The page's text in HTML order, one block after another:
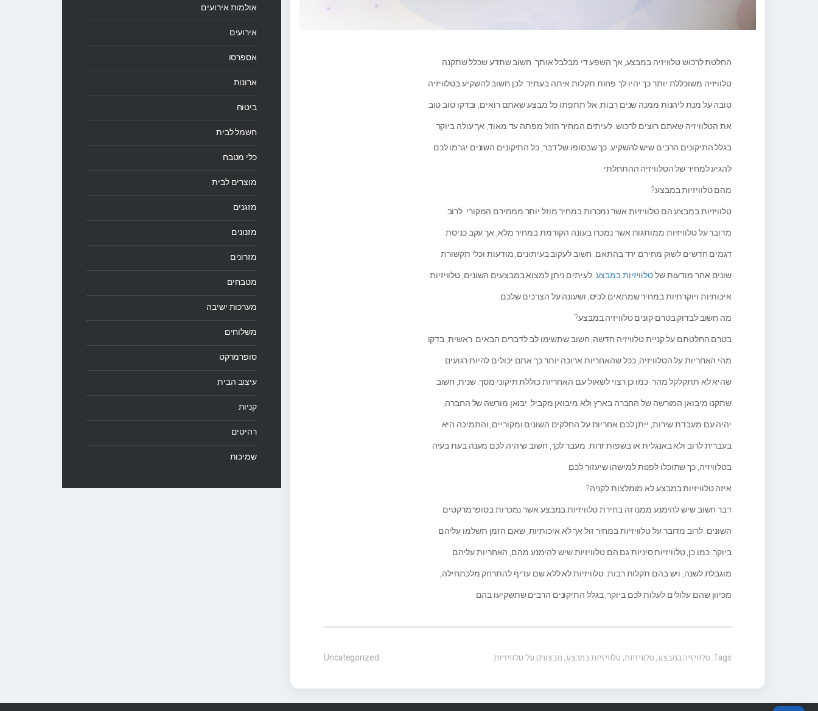
החלטת לרכוש טלוויזיה במבצע, אך השפע די מבלבל אותך. חשוב שתדע שכלל שתקנה
טלוויזיה משוכללת יותר כך יהיו לך פחות תקלות איתה בעתיד. לכן חשוב להשקיע בטלוויזיה
טובה על מנת ליהנות ממנה שנים רבות. אל תתפתו כל מבצע שאתם רואים, ובדקו טוב טוב
את הטלוויזיה שאתם רוצים לרכוש. לעיתים המחיר הזול מפתה עד מאוד, אך עולה ביוקר
בגלל התיקונים הרבים שיש להשקיע. כך שבסופו של דבר, כל התיקונים השונים יגרמו לכם
להגיע למחיר של הטלוויזיה ההתחלתי.
מהם טלוויזיות במבצע?
טלוויזיות במבצע הם טלוויזיות אשר נמכרות במחיר מוזל יותר ממחירם המקורי. לרוב
מדובר על טלוויזיות ממותגות אשר נמכרו בעונה הקודמת במחיר מלא, אך עקב כניסת
דגמים חדשים לשוק מחירם ירד בהתאם. חשוב לעקוב בעיתונים, מודעות וכלי תקשורת
שונים אחר מודעות שלטלוויזיות במבצע. לעיתים ניתן למצוא במבצעים השונים, טלוויזיות
איכותיות ויוקרתיות במחיר שמתאים לכיס, ושעונה על הצרכים שלכם.
מה חשוב לבדוק בטרם קונים טלוויזיה במבצע?
בטרם החלטתם על קניית טלוויזיה חדשה, חשוב שתשימו לב לדברים הבאים. ראשית, בדקו
מהי האחריות על הטלוויזיה, ככל שהאחריות ארוכה יותר כך אתם יכולים להיות רגועים
שהיא לא תתקלקל מהר. כמו כן רצוי לשאול עם האחריות כוללת תיקוני מסך. שנית, חשוב
שתקנו מיבואן המורשה של החברה בארץ ולא מיבואן מקביל. יבואן מורשה של החברה,
יהיה עם מעבדת שירות, ייתן לכם אחריות על החלקים השונים ומקוריים, והתמיכה היא
בעברית לרוב ולא באנגלית או בשפות זרות. מעבר לכך, חשוב שיהיה לכם מענה בעת בעיה
בטלוויזיה, כך שתוכלו לפנות למישהו שיעזור לכם.
איזה טלוויזיות במבצע לא מומלצות לקניה?
דבר חשוב שיש להימנע ממנו זה בחירת טלוויזיות במבצע אשר נמכרות בסופרמרקטים
השונים. לרוב מדובר על טלוויזיות במחיר זול אך לא איכותיות, שאם הזמן תשלמו עליהם
ביוקר. כמו כן, טלוויזיות סיניות גם הם טלוויזיות שיש להימנע מהם, האחריות עליהם
מוגבלת לשנה, ויש בהם תקלות רבות. טלוויזיות לא ללא שם עדיף להתרחק מלכתחילה,
מכיוון שהם עלולים לעלות לכם ביוקר, בגלל התיקונים הרבים שתשקיעו בהם.
Uncategorized Tags: טלוויזיה במבצע,טלוויזיות,טלוויזיות במבצע,מבצעים על טלוויזיות
אולמות אירועים
אירועים
אספרסו
ארונות
ביטוח
חשמל לבית
כלי מטבח
מוצרים לבית
מזגנים
מזנונים
מזרונים
מטבחים
מערכות ישיבה
משלוחים
סופרמרקט
עיצוב הבית
קניות
רהיטים
שמיכות